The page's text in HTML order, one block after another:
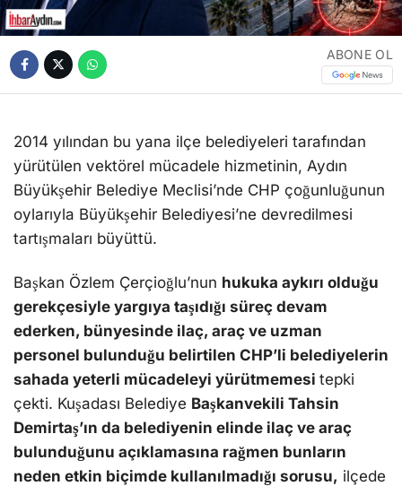
ABONE OL
2014 yılından bu yana ilçe belediyeleri tarafından
yürütülen vektörel mücadele hizmetinin, Aydın
Büyükşehir Belediye Meclisi’nde CHP çoğunluğunun
oylarıyla Büyükşehir Belediyesi’ne devredilmesi
tartışmaları büyüttü.
Başkan Özlem Çerçioğlu’nun hukuka aykırı olduğu
gerekçesiyle yargıya taşıdığı süreç devam
ederken, bünyesinde ilaç, araç ve uzman
personel bulunduğu belirtilen CHP’li belediyelerin
sahada yeterli mücadeleyi yürütmemesi tepki
çekti. Kuşadası Belediye Başkanvekili Tahsin
Demirtaş’ın da belediyenin elinde ilaç ve araç
bulunduğunu açıklamasına rağmen bunların
neden etkin biçimde kullanılmadığı sorusu, ilçede